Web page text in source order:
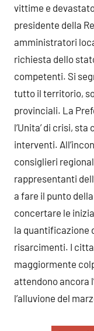
vittime e
presidente della
amministratori
richiesta dello
competenti. Si
tutto il territorio,
provinciali. La
l’Unita’ di crisi,
interventi.
consiglieri
rappresentanti
a fare il punto della
concertare le
la quantificazione
risarcimenti. I
maggiormente
attendono ancora
l’alluvione del